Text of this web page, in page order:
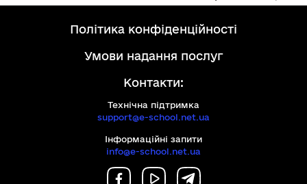
політика конфіденційності
умови надання послуг
Контакти:
Технічна підтримка
support@e-school.net.ua
Інформаційні запити
info@e-school.net.ua